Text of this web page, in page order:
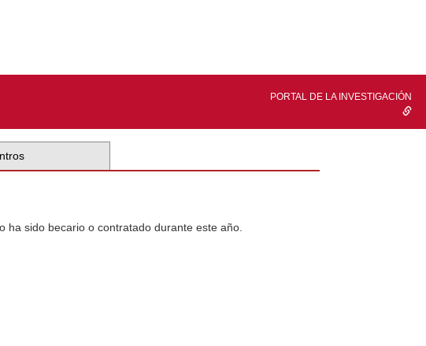
PORTAL DE LA INVESTIGACIÓN
ha sido becario o contratado durante este año.